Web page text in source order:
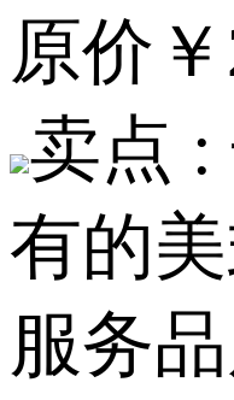
原价
卖点 :
有的美
服务